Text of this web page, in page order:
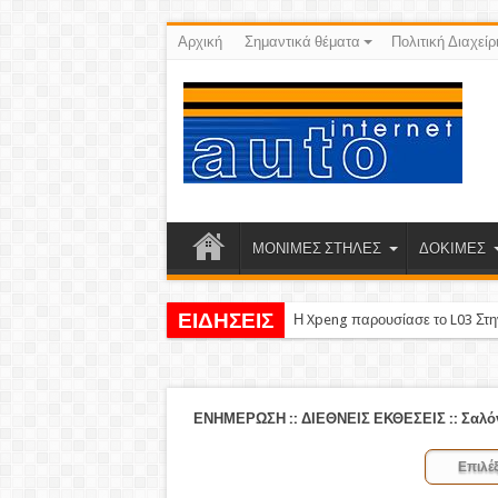
Αρχική Σημαντικά θέματα Πολιτική
ΜΟΝΙΜΕΣ ΣΤΗΛΕΣ ΔΟΚΙΜΕΣ
ΕΙΔΗΣΕΙΣ Η Xpeng παρουσίασε το L03
ΕΝΗΜΕΡΩΣΗ :: ΔΙΕΘΝΕΙΣ ΕΚΘΕΣΕΙΣ::